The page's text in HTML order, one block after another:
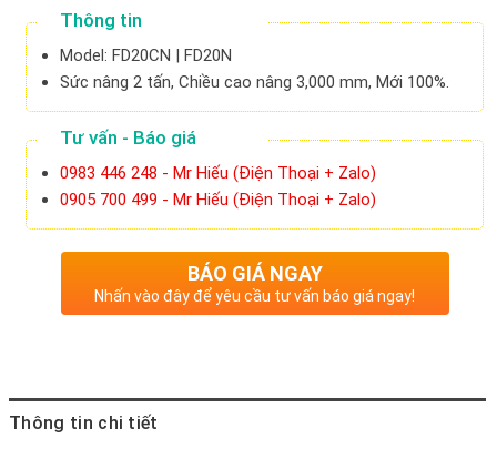
Thông tin
Model: FD20CN | FD20N
Sức nâng 2 tấn, Chiều cao nâng 3,000 mm, Mới 100%.
Tư vấn - Báo giá
0983 446 248 - Mr Hiếu (Điện Thoại + Zalo)
0905 700 499 - Mr Hiếu (Điện Thoại + Zalo)
BÁO GIÁ NGAY
Nhấn vào đây để yêu cầu tư vấn báo giá ngay!
Thông tin chi tiết